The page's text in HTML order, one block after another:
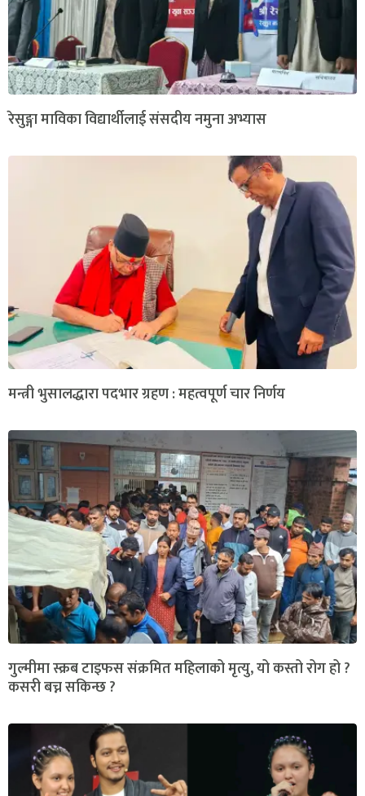
रेसुङ्गा माविका विद्यार्थीलाई संसदीय नमुना अभ्यास
मन्त्री भुसालद्धारा पदभार ग्रहण : महत्वपूर्ण चार निर्णय
गुल्मीमा स्क्रब टाइफस संक्रमित महिलाको मृत्यु, यो कस्तो रोग हो ?
कसरी बच्न सकिन्छ ?